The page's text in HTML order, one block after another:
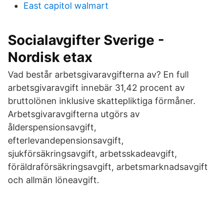
East capitol walmart
Socialavgifter Sverige -
Nordisk etax
Vad består arbetsgivaravgifterna av? En full
arbetsgivaravgift innebär 31,42 procent av
bruttolönen inklusive skattepliktiga förmåner.
Arbetsgivaravgifterna utgörs av
ålderspensionsavgift,
efterlevandepensionsavgift,
sjukförsäkringsavgift, arbetsskadeavgift,
föräldraförsäkringsavgift, arbetsmarknadsavgift
och allmän löneavgift.